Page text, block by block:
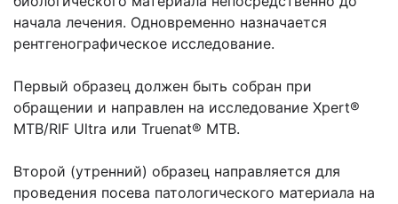
начала лечения. Одновременно назначается
рентгенографическое исследование.
Первый образец должен быть собран при
обращении и направлен на исследование Xpert®
MTB/RIF Ultra или Truenat® MTB.
Второй (утренний) образец направляется для
проведения посева патологического материала на